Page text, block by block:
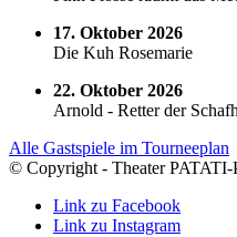
17. Oktober 2026
Die Kuh Rosemarie
22. Oktober 2026
Arnold - Retter der
Alle Gastspiele im Tourneeplan
© Copyright - Theater PATATI-
Link zu Facebook
Link zu Instagram